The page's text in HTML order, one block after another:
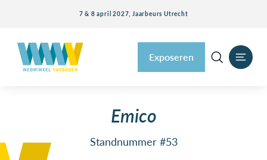
7 & 8 april 2027, Jaarbeurs Utrecht
Exposeren
Emico
Standnummer #53